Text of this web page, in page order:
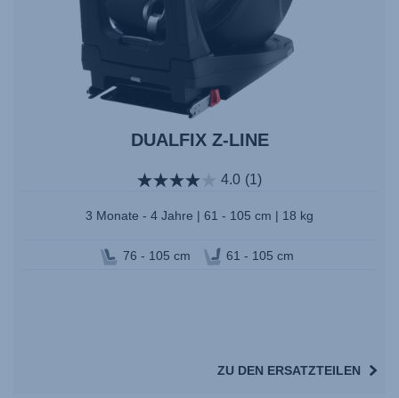
DUALFIX Z-LINE
4.0 (1)
3 Monate - 4 Jahre | 61 - 105 cm | 18 kg
76 - 105 cm 61 - 105 cm
ZU DEN ERSATZTEILEN